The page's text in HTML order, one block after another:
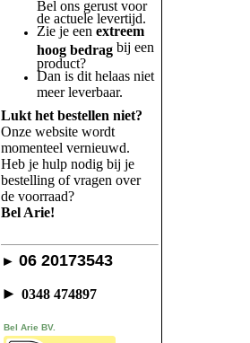
Bel ons gerust voor
de actuele levertijd.
Zie je een extreem
hoog bedragbij een
product?
Dan is dit helaas niet
meer leverbaar.
Lukt het bestellen niet?
Onze website wordt
momenteel vernieuwd.
Heb je hulp nodig bij je
bestelling of vragen over
de voorraad?
Bel Arie!
► 06 20173543
► 0348 474897
Bel Arie BV.